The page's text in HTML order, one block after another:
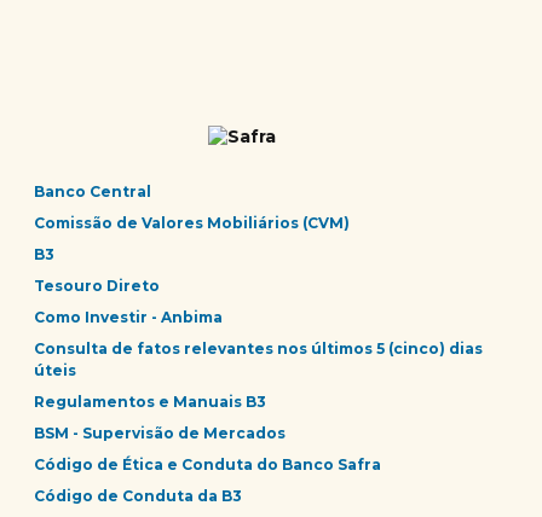
Banco Central
Comissão de Valores Mobiliários (CVM)
B3
Tesouro Direto
Como Investir - Anbima
Consulta de fatos relevantes nos últimos 5 (cinco) dias
úteis
Regulamentos e Manuais B3
BSM - Supervisão de Mercados
Código de Ética e Conduta do Banco Safra
Código de Conduta da B3